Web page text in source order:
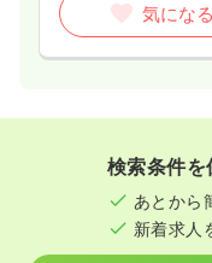
気になる
検索条件を
あとから
新着求人